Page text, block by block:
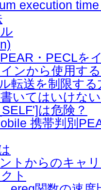
execution
・PECLを
ンから使用す
転送を制限する
いてはいけない
は危険？
携帯判別
トからのキャ
ト